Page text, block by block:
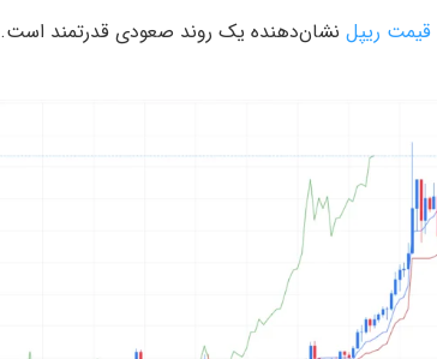
قیمت ریپل نشان‌دهنده یک روند صعودی قدرتمند است.